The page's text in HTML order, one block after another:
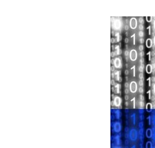
КРЫМ.НЕПОКОРЕННЫЙ
УКРАИНСКАЯ ПРОБЛЕМА КРЫМА